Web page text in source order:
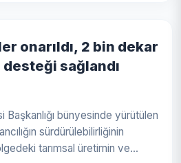
onarıldı, 2 bin dekar
sağlandı
Başkanlığı bünyesinde yürütülen
sürdürülebilirliğinin
tarımsal üretimin ve